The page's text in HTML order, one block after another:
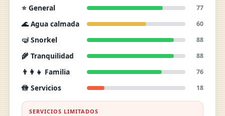
⭐ General 77
🌊 Agua calmada 60
🤿 Snorkel 88
🌾 Tranquilidad 88
👨‍👩‍👧 Familia 76
🚻 Servicios 18
SERVICIOS LIMITADOS